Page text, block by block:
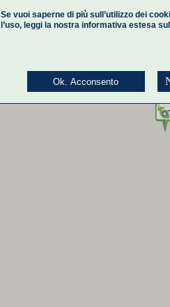
Se vuoi saperne di più sull’utilizzo dei
l’uso,leggi la nostra informativa estesa
Ok. Acconsento